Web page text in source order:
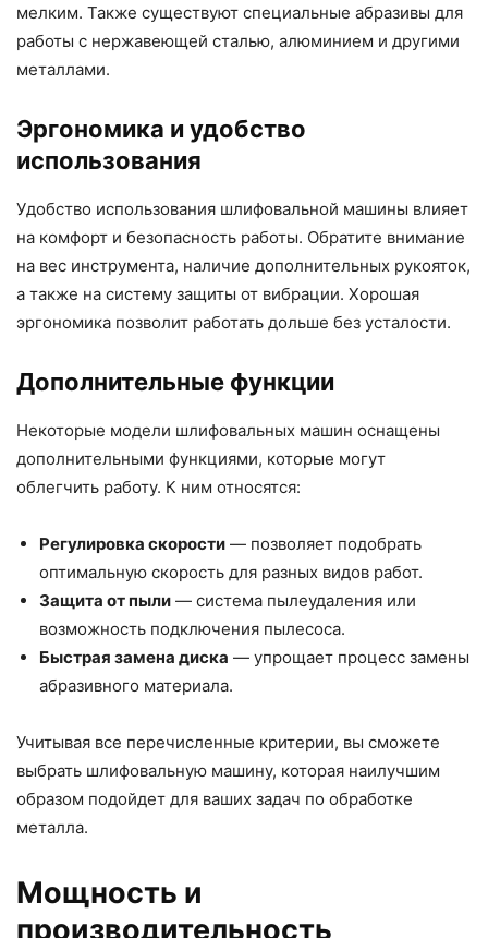
мелким. Также существуют специальные абразивы для
работы с нержавеющей сталью, алюминием и другими
металлами.
Эргономика и удобство
использования
Удобство использования шлифовальной машины влияет
на комфорт и безопасность работы. Обратите внимание
на вес инструмента, наличие дополнительных рукояток,
а также на систему защиты от вибрации. Хорошая
эргономика позволит работать дольше без усталости.
Дополнительные функции
Некоторые модели шлифовальных машин оснащены
дополнительными функциями, которые могут
облегчить работу. К ним относятся:
Регулировка скорости — позволяет подобрать
оптимальную скорость для разных видов работ.
Защита от пыли — система пылеудаления или
возможность подключения пылесоса.
Быстрая замена диска — упрощает процесс замены
абразивного материала.
Учитывая все перечисленные критерии, вы сможете
выбрать шлифовальную машину, которая наилучшим
образом подойдет для ваших задач по обработке
металла.
Мощность и
производительность